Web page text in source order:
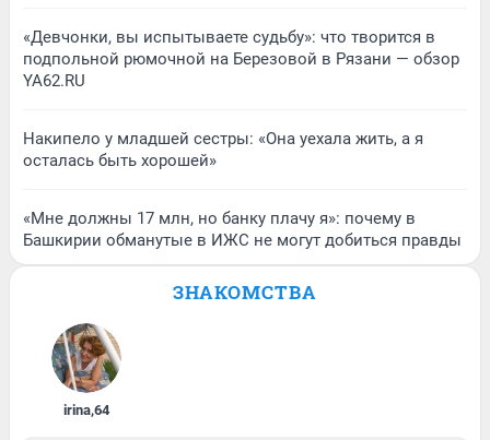
«Девчонки, вы испытываете судьбу»: что творится в
подпольной рюмочной на Березовой в Рязани — обзор
YA62.RU
Накипело у младшей сестры: «Она уехала жить, а я
осталась быть хорошей»
«Мне должны 17 млн, но банку плачу я»: почему в
Башкирии обманутые в ИЖС не могут добиться правды
ЗНАКОМСТВА
irina,64